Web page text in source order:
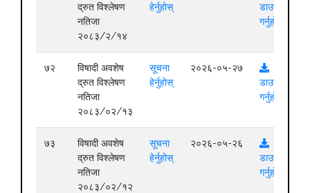
द्रुत विश्लेषण
नतिजा
२०८३/२/१४
हेर्नुहोस्
डाउनलोड
गर्नुहोस्
७२
विषादी अवशेष
द्रुत विश्लेषण
नतिजा
२०८३/०२/१३
सूचना
हेर्नुहोस्
२०२६-०५-२७
डाउनलोड
गर्नुहोस्
७३
विषादी अवशेष
द्रुत विश्लेषण
नतिजा
२०८३/०२/१२
सूचना
हेर्नुहोस्
२०२६-०५-२६
डाउनलोड
गर्नुहोस्